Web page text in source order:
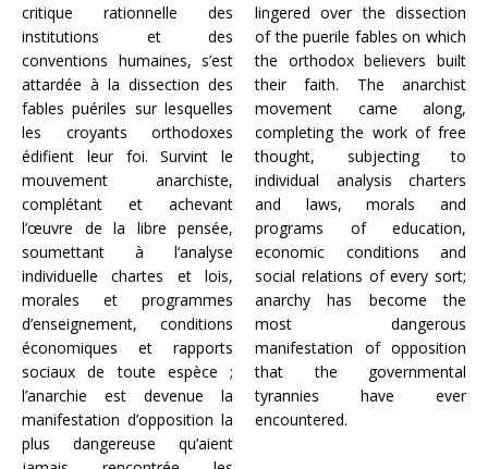
critique rationnelle des
institutions et des
conventions humaines, s’est
attardée à la dissection des
fables puériles sur lesquelles
les croyants orthodoxes
édifient leur foi. Survint le
mouvement anarchiste,
complétant et achevant
l’œuvre de la libre pensée,
soumettant à l’analyse
individuelle chartes et lois,
morales et programmes
d’enseignement, conditions
économiques et rapports
sociaux de toute espèce ;
l’anarchie est devenue la
manifestation d’opposition la
plus dangereuse qu’aient
lingered over the dissection
of the puerile fables on which
the orthodox believers built
their faith. The anarchist
movement came along,
completing the work of free
thought, subjecting to
individual analysis charters
and laws, morals and
programs of education,
economic conditions and
social relations of every sort;
anarchy has become the
most dangerous
manifestation of opposition
that the governmental
tyrannies have ever
encountered.